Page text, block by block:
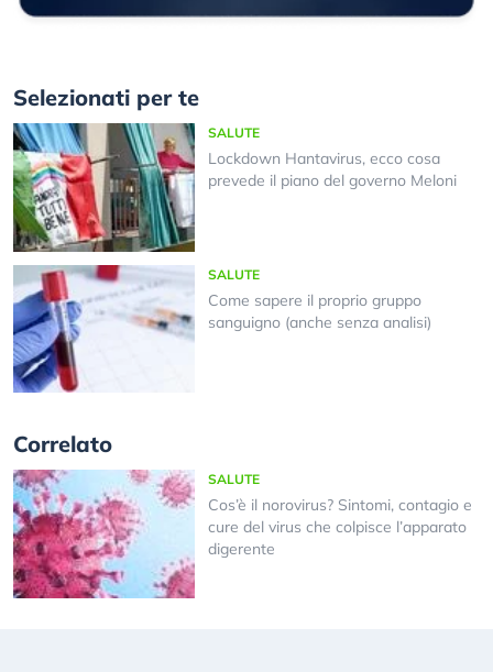
Selezionati per te
SALUTE
Lockdown Hantavirus, ecco cosa
prevede il piano del governo Meloni
SALUTE
Come sapere il proprio gruppo
sanguigno (anche senza analisi)
Correlato
SALUTE
Cos’è il norovirus? Sintomi, contagio e
cure del virus che colpisce l’apparato
digerente